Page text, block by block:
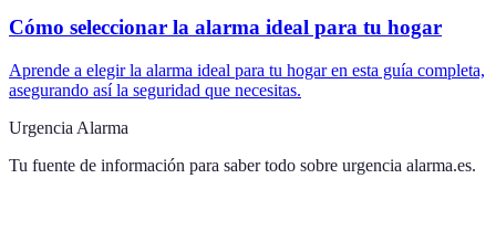
Cómo seleccionar la alarma ideal para tu hogar
Aprende a elegir la alarma ideal para tu hogar en esta guía completa,
asegurando así la seguridad que necesitas.
Urgencia Alarma
Tu fuente de información para saber todo sobre urgencia alarma.es.